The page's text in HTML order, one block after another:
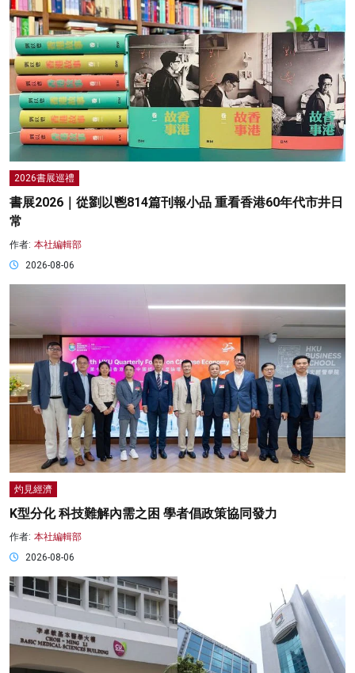
2026書展巡禮
書展2026｜從劉以鬯814篇刊報小品 重看香港60年代市井日
常
作者: 本社編輯部
2026-08-06
灼見經濟
K型分化 科技難解內需之困 學者倡政策協同發力
作者: 本社編輯部
2026-08-06